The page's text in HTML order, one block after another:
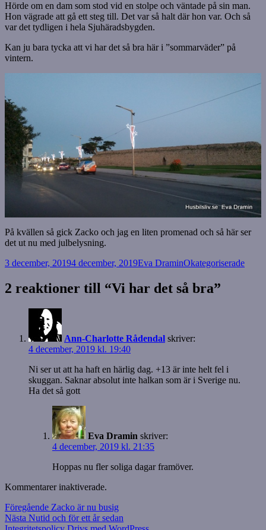
Hörde om en dam som stod vid en stolpe och väntade på sin man.
Hon vägrade att gå ett steg till. Det var så halt där hon var. Och så
var det tydligen i hela Sjuhäradsbygden.
Kan ju bara tycka att vi har det så bra här i ”sommarväder” på
vintern.
På kvällen så gick Zacko och jag en liten promenad och så här ser
det ut nu med julbelysning.
Postat
3 december, 20194 december, 2019Författare
Eva DraminKategorier
Okategoriserade
2 reaktioner till “Vi har det så bra”
Ann-Charlotte Rådendal skriver:
4 december, 2019 kl. 19:40
Ni ser ut att ha haft en härlig dag. +13 är inte helt fel i
skuggan. Saknar absolut inte halkan som är i Sverige nu.
Ha det så gott
Eva Dramin skriver:
4 december, 2019 kl. 21:35
Hoppas nu fler soliga dagar framöver.
Kommentarer inaktiverade.
Inläggsnavigering
Föregående Föregående
inlägg:
Zacko är nu busig
Nästa Nästa
Nutid och för ett år sedan